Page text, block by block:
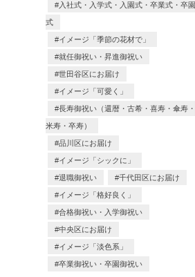
入社式・入学式・入園式・卒業式・卒園
式
イメージ「季節の花材で」
就任御祝い・昇進御祝い
世田谷区にお届け
イメージ「可愛く」
長寿御祝い（還暦・古希・喜寿・傘寿・
米寿・卒寿）
品川区にお届け
イメージ「シックに」
退職御祝い 千代田区にお届け
イメージ「格好良く」
合格御祝い・入学御祝い
中央区にお届け
イメージ「淡色系」
卒業御祝い・卒園御祝い